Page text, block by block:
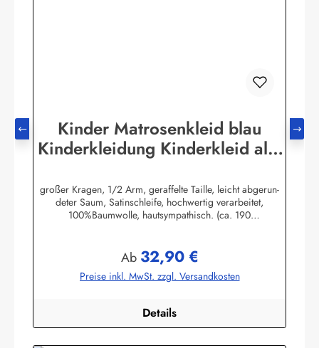
Kinder Matrosenkleid blau
Kinderkleidung Kinderkleid alle
großer Kragen, 1/2 Arm, geraffelte Taille, leicht abgerun-
deter Saum, Satinschleife, hochwertig verarbeitet,
100%Baumwolle, hautsympathisch. (ca. 190
bekleidung.de
Regulärer Preis:
Ab 32,90 €
Preise inkl. MwSt. zzgl. Versandkosten
Details